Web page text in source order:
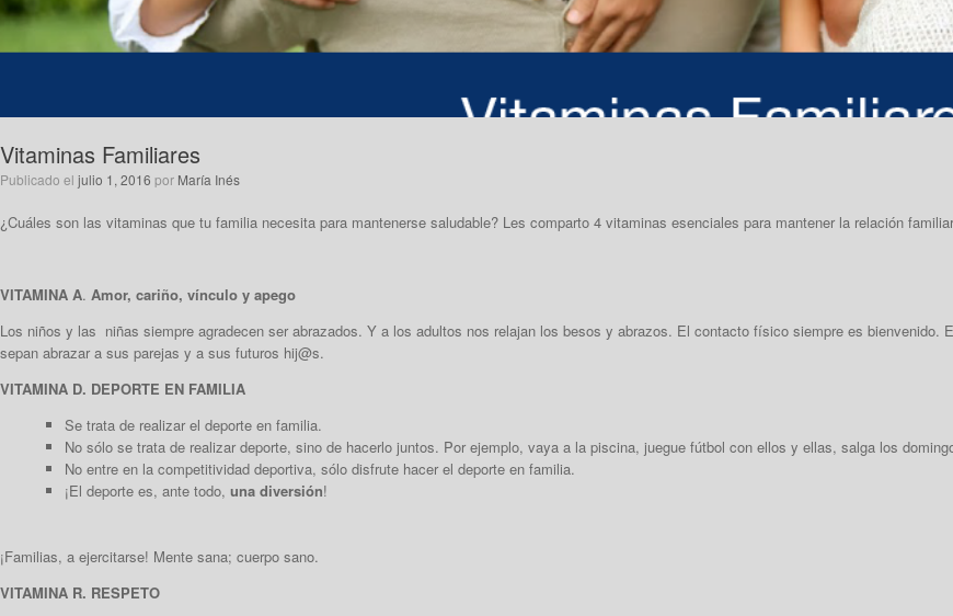
Vitaminas Familiares
Publicado el julio 1, 2016 por María Inés
¿Cuáles son las vitaminas que tu familia necesita para mantenerse saludable? Les comparto 4 vitaminas esenciales para mantener la relación
VITAMINA A. Amor, cariño, vínculo y apego
Los niños y las niñas siempre agradecen ser abrazados. Y a los adultos nos relajan los besos y abrazos. El contacto físico siempre es bienvenido.
sepan abrazar a sus parejas y a sus futuros hij@s.
VITAMINA D. DEPORTE EN FAMILIA
Se trata de realizar el deporte en familia.
No sólo se trata de realizar deporte, sino de hacerlo juntos. Por ejemplo, vaya a la piscina, juegue fútbol con ellos y ellas, salga los
No entre en la competitividad deportiva, sólo disfrute hacer el deporte enfamilia.
¡El deporte es, ante todo, una diversión!
¡Familias, a ejercitarse! Mente sana; cuerpo sano.
VITAMINA R. RESPETO